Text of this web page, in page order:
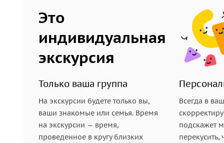
Это
индивидуальная
экскурсия
Только ваша группа
На экскурсии будете только вы,
ваши знакомые или семья. Время
на экскурсии — время,
проведенное в кругу близких
Всегда в
подскажет
перекусить,